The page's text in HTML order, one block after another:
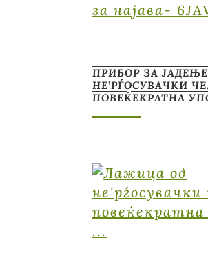
за најава-
ПРИБОР ЗА
НЕ’РЃОСУВАЧКИ
ПОВЕЌЕКРАТНА